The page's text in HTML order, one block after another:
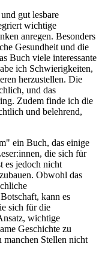
gut lesbare
wichtige
anregen. Besonders
Gesundheit und die
Buch viele interessante
ich Schwierigkeiten,
herzustellen. Die
und das
Zudem finde ich die
und belehrend,
ein Buch, das einige
die sich für
es jedoch nicht
Obwohl das
kann es
sich für die
wichtige
Geschichte zu
manchen Stellen nicht